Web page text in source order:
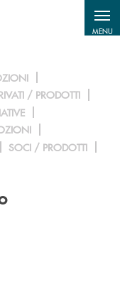
MENU
/ PRODOTTI
SOCI / PRODOTTI